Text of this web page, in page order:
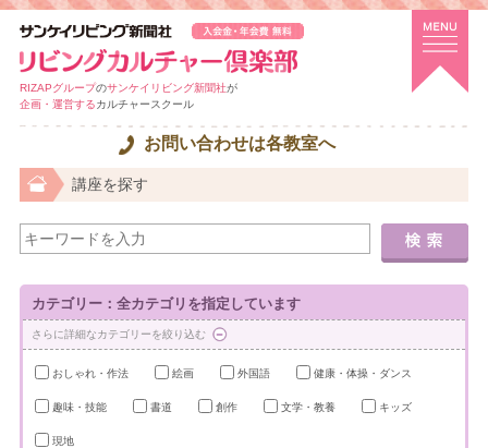
RIZAPグループのサンケイリビング新聞社が
企画・運営するカルチャースクール
お問い合わせは各教室へ
講座を探す
カテゴリー：全カテゴリを指定しています
さらに詳細なカテゴリーを絞り込む
おしゃれ・作法 絵画 外国語 健康・体操・ダンス
趣味・技能 書道 創作 文学・教養 キッズ
現地